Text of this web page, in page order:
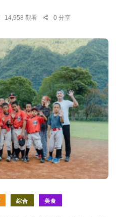
14,958 觀看 0 分享
綜合 美食